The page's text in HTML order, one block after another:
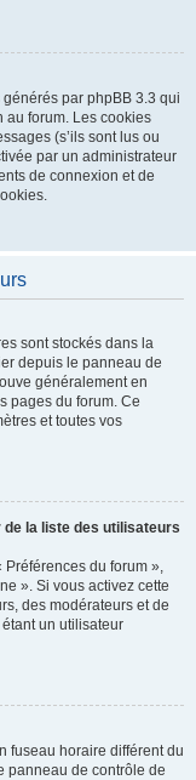
par phpBB 3.3 qui
au forum. Les cookies
(s’ils sont lus ou
par un administrateur
de connexion et de
sont stockés dans la
depuis le panneau de
généralement en
pages du forum. Ce
et toutes vos
de la liste des utilisateurs
Préférences du forum »,
». Si vous activez cette
des modérateurs et de
un utilisateur
fuseau horaire différent du
panneau de contrôle de